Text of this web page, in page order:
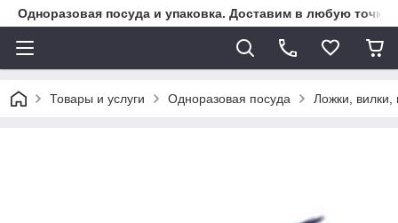
Одноразовая посуда и упаковка. Доставим в любую точку
Товары и услуги Одноразовая посуда Ложки,